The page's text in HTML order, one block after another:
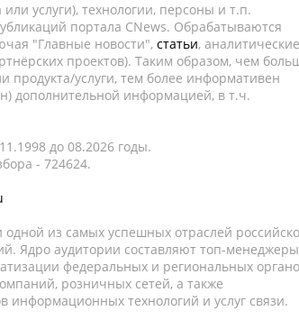
услуги), технологии, персоны и т.п.
портала CNews. Обрабатываются
"Главные новости", статьи, аналитические
проектов). Таким образом, чем
услуги, тем более информативен
дополнительной информацией, в т.ч.
до 08.2026 годы.
- 724624.
из самых успешных отраслей
Ядро аудитории составляют топ-
федеральных и региональных
розничных сетей, а также
информационных технологий и услуг связи.